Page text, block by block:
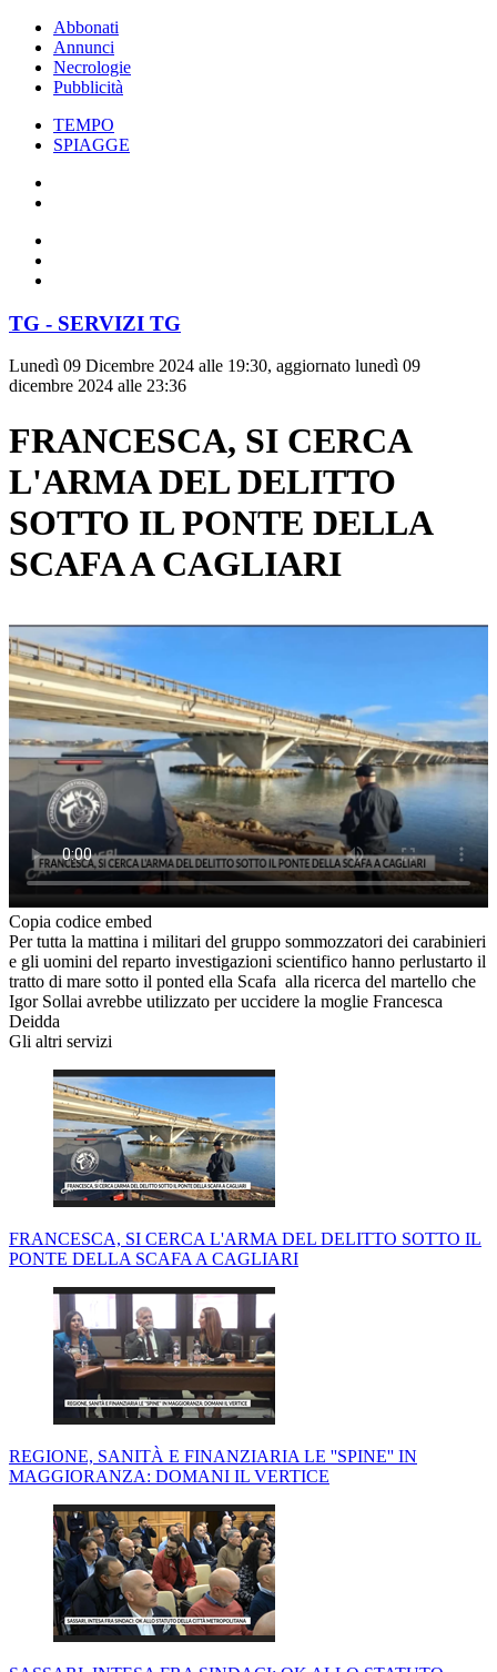
Abbonati
Annunci
Necrologie
Pubblicità
TEMPO
SPIAGGE
TG - SERVIZI TG
Lunedì 09 Dicembre 2024 alle 19:30, aggiornato lunedì 09
dicembre 2024 alle 23:36
FRANCESCA, SI CERCA
L'ARMA DEL DELITTO
SOTTO IL PONTE DELLA
SCAFA A CAGLIARI
Copia codice embed
Per tutta la mattina i militari del gruppo sommozzatori dei carabinieri
e gli uomini del reparto investigazioni scientifico hanno perlustarto il
tratto di mare sotto il ponted ella Scafa alla ricerca del martello che
Igor Sollai avrebbe utilizzato per uccidere la moglie Francesca
Deidda
Gli altri servizi
FRANCESCA, SI CERCA L'ARMA DEL DELITTO SOTTO IL
PONTE DELLA SCAFA A CAGLIARI
REGIONE, SANITÀ E FINANZIARIA LE ''SPINE'' IN
MAGGIORANZA: DOMANI IL VERTICE